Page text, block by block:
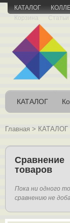
КАТАЛОГ
Корзина
Статьи
КАТАЛОГ
Главная > КАТАЛОГ
Сравнение
товаров
Пока ни одного
сравнению не